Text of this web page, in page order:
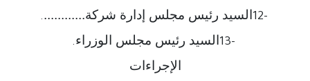
12-السيد رئيس مجلس إدارة شركة.............
13-السيد رئيس مجلس الوزراء.
الإجراءات